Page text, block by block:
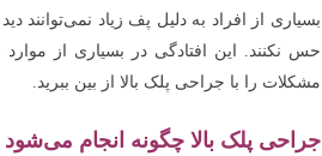
بسیاری از افراد به دلیل پف زیاد نمی‌توانند
حس نکنند. این افتادگی در بسیاری از
مشکلات را با جراحی پلک بالا از بین ببرید.
جراحی پلک بالا چگونه انجام می‌شود